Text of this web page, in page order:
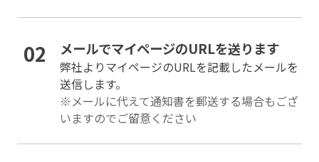
02 メールでマイページのURLを送ります
弊社よりマイページのURLを記載したメールを
送信します。
※メールに代えて通知書を郵送する場合もござ
いますのでご留意ください